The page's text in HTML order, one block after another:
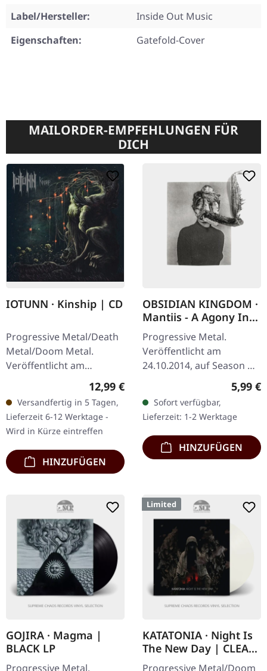
Label/Hersteller:
Inside Out Music
Eigenschaften:
Gatefold-Cover
MAILORDER-EMPFEHLUNGEN FÜR
DICH
IOTUNN · Kinship | CD
Progressive Metal/Death
Metal/Doom Metal.
Veröffentlicht am
25.10.2024, auf Metal
Blade Records. CD im
Jewelcase, 20-seitiges
Booklet. Iotunn setzt…
Regulärer Preis:
12,99 €
Versandfertig in 5 Tagen,
Lieferzeit 6-12 Werktage -
Wird in Kürze eintreffen
HINZUFÜGEN
OBSIDIAN KINGDOM ·
Mantiis - A Agony In
Fourteen Bites | CD
Progressive Metal.
Veröffentlicht am
24.10.2014, auf Season Of
Mist. Not Yet Five 4:18
Oncoming Dark 2:51
Through The Glass 2:25
Cinnamon Balls 3:04…
5,99 €
Sofort verfügbar,
Lieferzeit: 1-2 Werktage
HINZUFÜGEN
GOJIRA · Magma |
BLACK LP
Progressive Metal.
Limited
KATATONIA · Night Is
The New Day | CLEAR
LP
Progressive Metal/Doom